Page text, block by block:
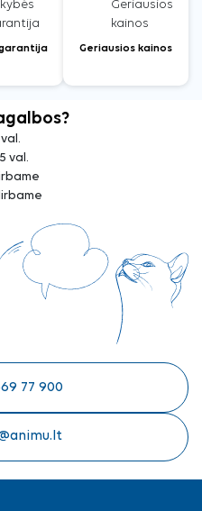
Geriausios kainos
val.
val.
77 900